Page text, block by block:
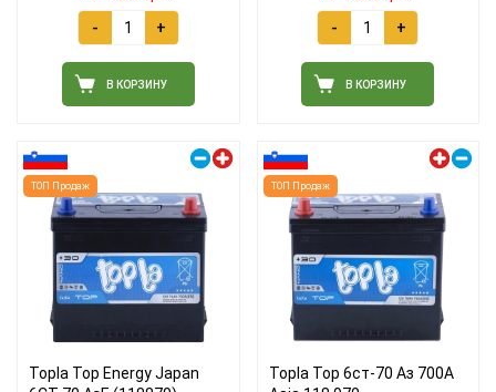
- +
В КОРЗИНУ
- +
В КОРЗИНУ
ТОП Продаж
Topla Top Energy Japan
ТОП Продаж
Topla Top 6ст-70 Аз 700A